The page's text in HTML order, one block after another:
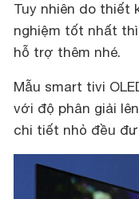
Tuy nhiên do thiết
nghiệm tốt nhất
hỗ trợ thêm nhé.
Mẫu smart tivi
với độ phân giải
chi tiết nhỏ đều